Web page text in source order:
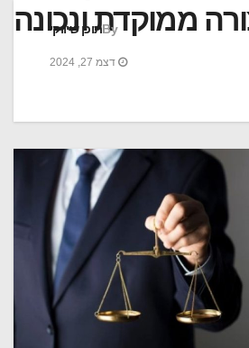
ממוקדת ונכונה
Byתוכן שיווקי
דצמ 27, 2024